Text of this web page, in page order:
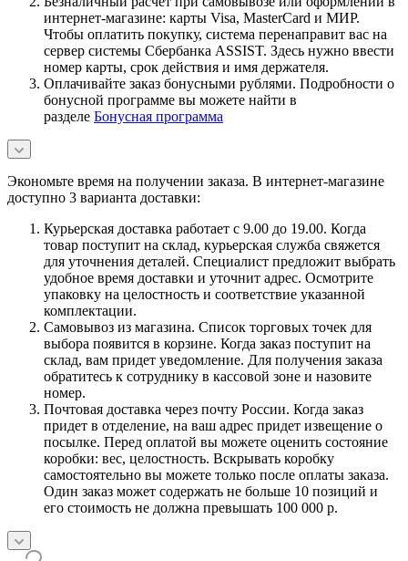
интернет-магазине: карты Visa, MasterCard и МИР.
Чтобы оплатить покупку, система перенаправит вас на
сервер системы Сбербанка ASSIST. Здесь нужно ввести
номер карты, срок действия и имя держателя.
Оплачивайте заказ бонусными рублями. Подробности о
бонусной программе вы можете найти в
разделе Бонусная программа
Экономьте время на получении заказа. В интернет-магазине
доступно 3 варианта доставки:
Курьерская доставка работает с 9.00 до 19.00. Когда
товар поступит на склад, курьерская служба свяжется
для уточнения деталей. Специалист предложит выбрать
удобное время доставки и уточнит адрес. Осмотрите
упаковку на целостность и соответствие указанной
комплектации.
Самовывоз из магазина. Список торговых точек для
выбора появится в корзине. Когда заказ поступит на
склад, вам придет уведомление. Для получения заказа
обратитесь к сотруднику в кассовой зоне и назовите
номер.
Почтовая доставка через почту России. Когда заказ
придет в отделение, на ваш адрес придет извещение о
посылке. Перед оплатой вы можете оценить состояние
коробки: вес, целостность. Вскрывать коробку
самостоятельно вы можете только после оплаты заказа.
Один заказ может содержать не больше 10 позиций и
его стоимость не должна превышать 100 000 р.